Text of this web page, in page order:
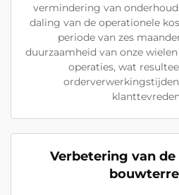
vermindering van
daling van de operationele
periode van zes
duurzaamheid van onze
operaties, wat
Verbetering van